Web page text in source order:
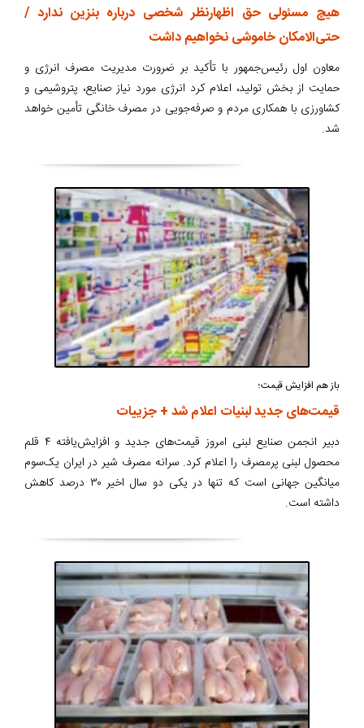
هیچ مسئولی حق اظهارنظر شخصی درباره بنزین ندارد /
حتی‌الامکان خاموشی نخواهیم داشت
معاون اول رئیس‌جمهور با تأکید بر ضرورت مدیریت مصرف انرژی و
حمایت از بخش تولید، اعلام کرد انرژی مورد نیاز صنایع، پتروشیمی و
کشاورزی با همکاری مردم و صرفه‌جویی در مصرف خانگی تأمین خواهد
شد.
باز هم افزایش قیمت؛
قیمت‌های جدید لبنیات اعلام شد + جزییات
دبیر انجمن صنایع لبنی امروز قیمت‌های جدید و افزایش‌یافته ۴ قلم
محصول لبنی پرمصرف را اعلام کرد. سرانه مصرف شیر در ایران یک‌سوم
میانگین جهانی است که تنها در یکی دو سال اخیر ۳۰ درصد کاهش
داشته است.